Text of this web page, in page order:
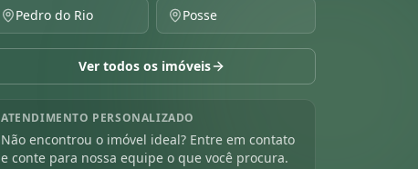
Pedro do Rio Posse
Ver todos os imóveis
ATENDIMENTO PERSONALIZADO
Não encontrou o imóvel ideal? Entre em contato
e conte para nossa equipe o que você procura.